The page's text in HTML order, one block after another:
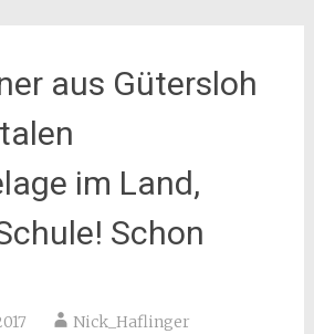
aus Gütersloh
im Land,
Schon
Nick_Haflinger